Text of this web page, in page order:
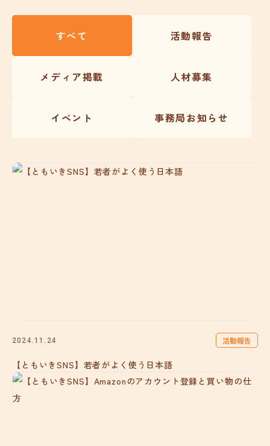
すべて 活動報告
メディア掲載 人材募集
イベント 事務局お知らせ
2024.11.24 活動報告
【ともいきSNS】若者がよく使う日本語